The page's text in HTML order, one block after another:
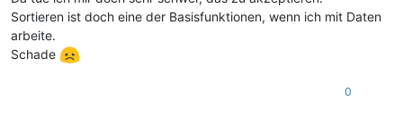
Sortieren ist doch eine der Basisfunktionen, wenn ich mit Daten
arbeite.
Schade
0